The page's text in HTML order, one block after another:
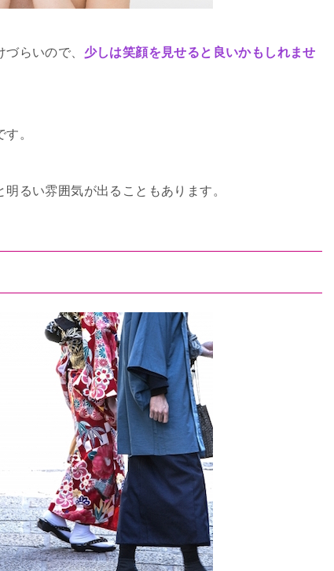
らいので、 少しは笑顔を見せると良いかもしれませ
。
るい雰囲気が出ることもあります。